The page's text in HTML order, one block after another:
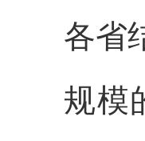
各省
规模